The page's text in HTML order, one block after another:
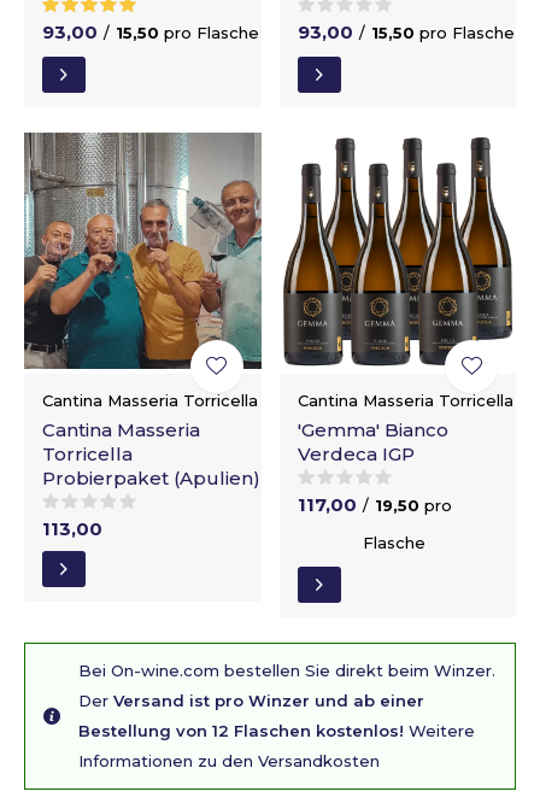
93,00 / 15,50 pro Flasche 93,00 / 15,50 pro Flasche
Cantina Masseria Torricella
Cantina Masseria
Torricella
Probierpaket (Apulien)
113,00
Cantina Masseria Torricella
'Gemma' Bianco
Verdeca IGP
117,00 / 19,50 pro
Flasche
Bei On-wine.com bestellen Sie direkt beim Winzer.
Der Versand ist pro Winzer und ab einer
Bestellung von 12 Flaschen kostenlos! Weitere
Informationen zu den Versandkosten